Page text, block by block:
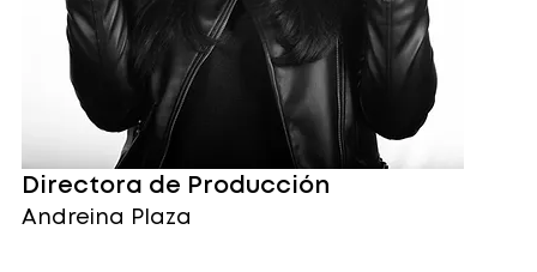
Directora de Producción
Andreina Plaza